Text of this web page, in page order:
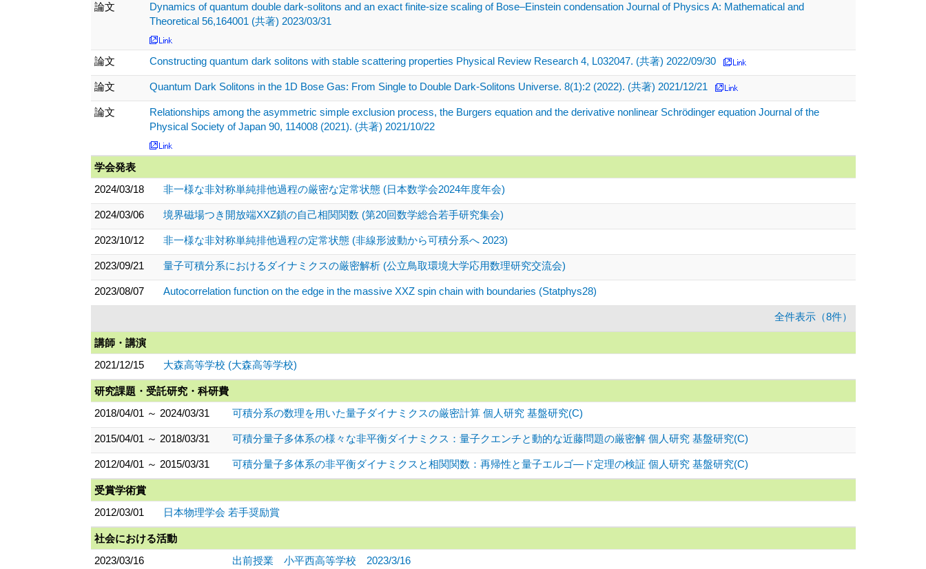
論文
Dynamics of quantum double dark-solitons and an exact finite-size scaling of Bose–Einstein condensation Journal of Physics A: Mathematical and
Theoretical 56,164001 (共著) 2023/03/31
論文 Constructing quantum dark solitons with stable scattering properties Physical Review Research 4, L032047. (共著) 2022/09/30
論文 Quantum Dark Solitons in the 1D Bose Gas: From Single to Double Dark-Solitons Universe. 8(1):2 (2022). (共著) 2021/12/21
論文
Relationships among the asymmetric simple exclusion process, the Burgers equation and the derivative nonlinear Schrödinger equation Journal of the
Physical Society of Japan 90, 114008 (2021). (共著) 2021/10/22
学会発表
2024/03/18
非一様な非対称単純排他過程の厳密な定常状態 (日本数学会2024年度年会)
2024/03/06 境界磁場つき開放端XXZ鎖の自己相関関数 (第20回数学総合若手研究集会)
2023/10/12 非一様な非対称単純排他過程の定常状態 (非線形波動から可積分系へ 2023)
2023/09/21 量子可積分系におけるダイナミクスの厳密解析 (公立鳥取環境大学応用数理研究交流会)
2023/08/07 Autocorrelation function on the edge in the massive XXZ spin chain with boundaries (Statphys28)
全件表示（8件）
講師・講演
2021/12/15
大森高等学校 (大森高等学校)
研究課題・受託研究・科研費
2018/04/01 ～ 2024/03/31
可積分系の数理を用いた量子ダイナミクスの厳密計算 個人研究 基盤研究(C)
2015/04/01 ～ 2018/03/31 可積分量子多体系の様々な非平衡ダイナミクス：量子クエンチと動的な近藤問題の厳密解 個人研究 基盤研究(C)
2012/04/01 ～ 2015/03/31 可積分量子多体系の非平衡ダイナミクスと相関関数：再帰性と量子エルゴ―ド定理の検証 個人研究 基盤研究(C)
受賞学術賞
2012/03/01
日本物理学会 若手奨励賞
社会における活動
2023/03/16
出前授業 小平西高等学校 2023/3/16